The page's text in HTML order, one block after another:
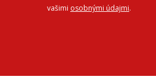
vašimi osobnými údajmi.